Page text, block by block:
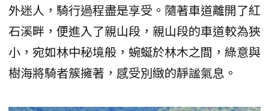
外迷人，騎行過程盡是享受。隨著車道離開了紅
石溪畔，便進入了親山段，親山段的車道較為狹
小，宛如林中秘境般，蜿蜒於林木之間，綠意與
樹海將騎者簇擁著，感受別緻的靜謐氣息。